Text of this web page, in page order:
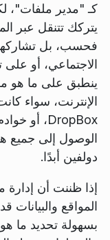
كـ "مدير ملفات"،
يتركك تتنقل عبر
فحسب، بل
الاجتماعي، أو على
ينطبق على ما هو
الوصول إلى جميع
دولفين أبدًا.
إذا ظننت أن إدارة
المواقع
بسهولة تحديد ما